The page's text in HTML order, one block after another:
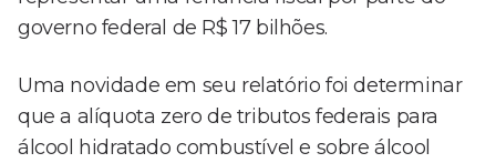
governo federal de R$ 17 bilhões.
Uma novidade em seu relatório foi determinar
que a alíquota zero de tributos federais para
álcool hidratado combustível e sobre álcool